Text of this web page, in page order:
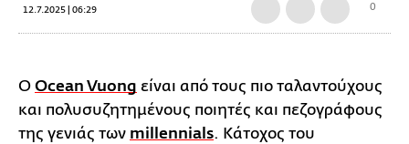
12.7.2025 | 06:29 0
Ο Ocean Vuong είναι από τους πιο ταλαντούχους
και πολυσυζητημένους ποιητές και πεζογράφους
της γενιάς των millennials. Κάτοχος του